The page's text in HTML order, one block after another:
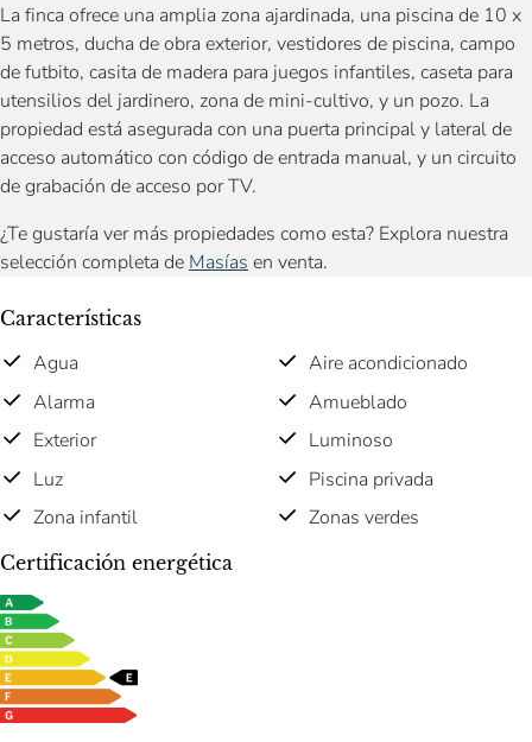
La finca ofrece una amplia zona ajardinada, una piscina de 10 x
5 metros, ducha de obra exterior, vestidores de piscina, campo
de futbito, casita de madera para juegos infantiles, caseta para
utensilios del jardinero, zona de mini-cultivo, y un pozo. La
propiedad está asegurada con una puerta principal y lateral de
acceso automático con código de entrada manual, y un circuito
de grabación de acceso por TV.
¿Te gustaría ver más propiedades como esta? Explora nuestra
selección completa de Masías en venta.
Características
Agua
Aire acondicionado
Alarma
Amueblado
Exterior
Luminoso
Luz
Piscina privada
Zona infantil
Zonas verdes
Certificación energética